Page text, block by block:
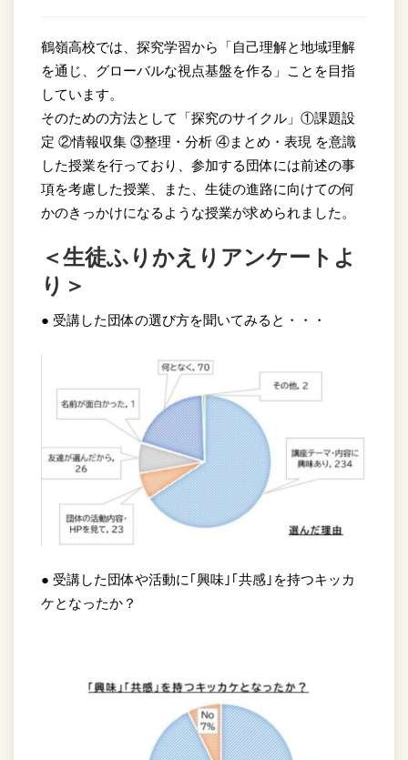
鶴嶺高校では、探究学習から「自己理解と地域理解
を通じ、グローバルな視点基盤を作る」ことを目指
しています。
そのための方法として「探究のサイクル」①課題設
定 ②情報収集 ③整理・分析 ④まとめ・表現 を意識
した授業を行っており、参加する団体には前述の事
項を考慮した授業、また、生徒の進路に向けての何
かのきっかけになるような授業が求められました。
＜生徒ふりかえりアンケートよ
り＞
● 受講した団体の選び方を聞いてみると・・・
● 受講した団体や活動に｢興味｣｢共感｣を持つキッカ
ケとなったか？